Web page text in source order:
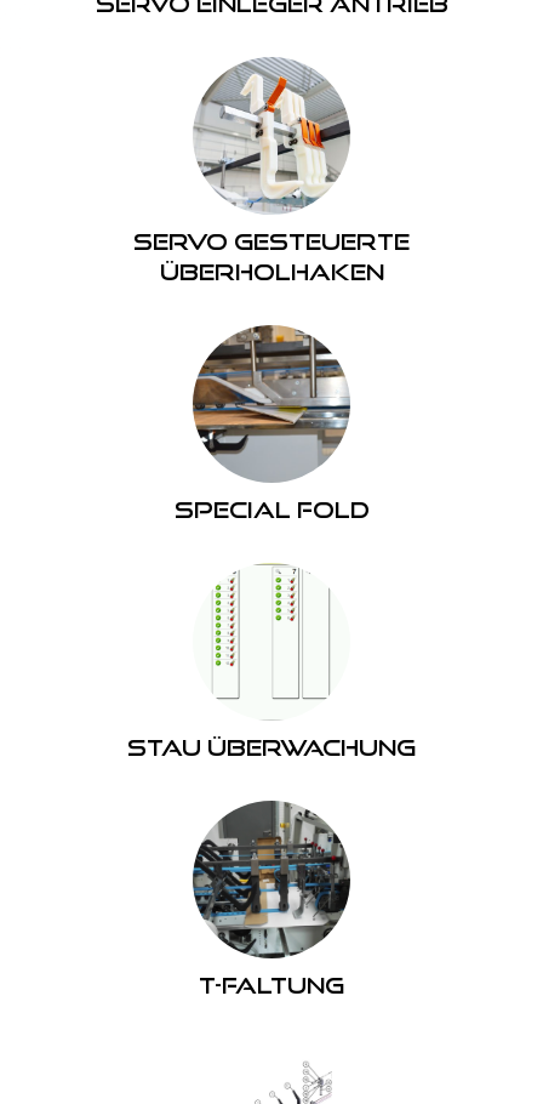
Servo gesteuerte
überholhaken
Special Fold
Stau Überwachung
T-Faltung